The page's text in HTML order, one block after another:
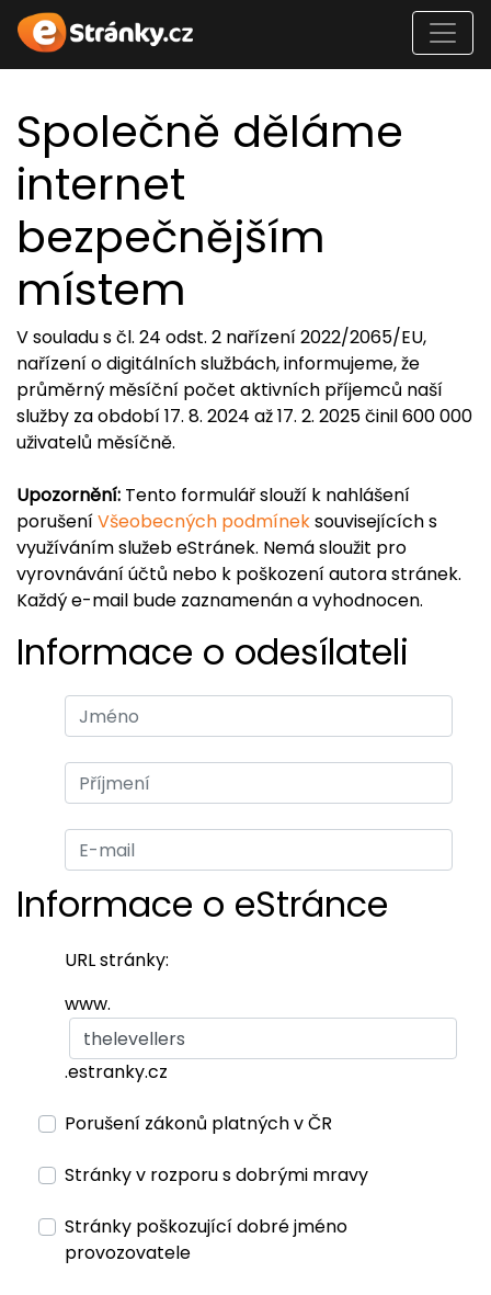
Společně děláme
internet
bezpečnějším
místem
V souladu s čl. 24 odst. 2 nařízení 2022/2065/EU,
nařízení o digitálních službách, informujeme, že
průměrný měsíční počet aktivních příjemců naší
služby za období 17. 8. 2024 až 17. 2. 2025 činil 600 000
uživatelů měsíčně.
Upozornění: Tento formulář slouží k nahlášení
porušeníVšeobecných podmíneksouvisejících s
využíváním služeb eStránek. Nemá sloužit pro
vyrovnávání účtů nebo k poškození autora stránek.
Každý e-mail bude zaznamenán a vyhodnocen.
Informace o odesílateli
Informace o eStránce
URL stránky:
www.
.estranky.cz
Porušení zákonů platných v ČR
Stránky v rozporu s dobrými mravy
Stránky poškozující dobré jméno
provozovatele